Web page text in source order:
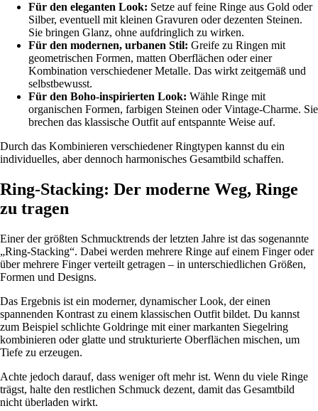
Für den eleganten Look: Setze auf feine Ringe aus Gold oder
Silber, eventuell mit kleinen Gravuren oder dezenten Steinen.
Sie bringen Glanz, ohne aufdringlich zu wirken.
Für den modernen, urbanen Stil: Greife zu Ringen mit
geometrischen Formen, matten Oberflächen oder einer
Kombination verschiedener Metalle. Das wirkt zeitgemäß und
selbstbewusst.
Für den Boho-inspirierten Look: Wähle Ringe mit
organischen Formen, farbigen Steinen oder Vintage-Charme. Sie
brechen das klassische Outfit auf entspannte Weise auf.
Durch das Kombinieren verschiedener Ringtypen kannst du ein
individuelles, aber dennoch harmonisches Gesamtbild schaffen.
Ring-Stacking: Der moderne Weg, Ringe
zu tragen
Einer der größten Schmucktrends der letzten Jahre ist das sogenannte
„Ring-Stacking“. Dabei werden mehrere Ringe auf einem Finger oder
über mehrere Finger verteilt getragen – in unterschiedlichen Größen,
Formen und Designs.
Das Ergebnis ist ein moderner, dynamischer Look, der einen
spannenden Kontrast zu einem klassischen Outfit bildet. Du kannst
zum Beispiel schlichte Goldringe mit einer markanten Siegelring
kombinieren oder glatte und strukturierte Oberflächen mischen, um
Tiefe zu erzeugen.
Achte jedoch darauf, dass weniger oft mehr ist. Wenn du viele Ringe
trägst, halte den restlichen Schmuck dezent, damit das Gesamtbild
nicht überladen wirkt.